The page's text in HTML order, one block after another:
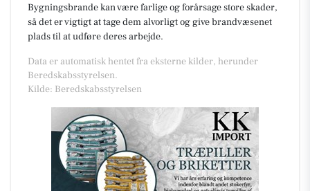
Bygningsbrande kan være farlige og forårsage store skader,
så det er vigtigt at tage dem alvorligt og give brandvæsenet
plads til at udføre deres arbejde.
Data er automatisk hentet fra eksterne kilder, herunder
Beredskabsstyrelsen.
Kilde: Beredskabsstyrelsen